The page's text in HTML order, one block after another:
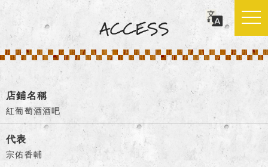
店鋪名稱
紅葡萄酒酒吧
代表
宗佑香輔